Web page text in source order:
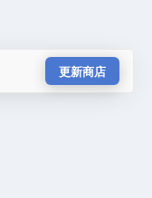
更新商店